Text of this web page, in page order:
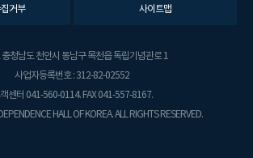
거부 사이트맵
청남도 천안시 동남구 목천읍 독립기념관로 1
사업자등록번호 : 312-82-02552
센터 041-560-0114. FAX 041-557-8167.
HALL OF KOREA. ALL RIGHTS RESERVED.